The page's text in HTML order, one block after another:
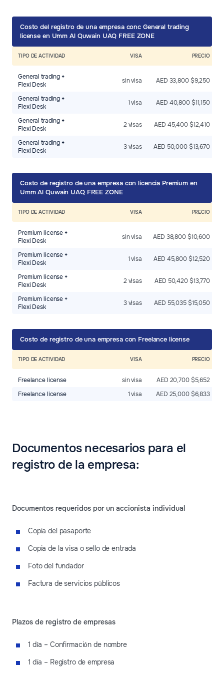
Costo del registro de una empresa conс General trading
license en Umm Al Quwain UAQ FREE ZONE
TIPO DE ACTIVIDAD VISA PRECIO
General trading +
Flexi Desk
sin visa AED 33,800 $9,250
General trading +
Flexi Desk
1 visa AED 40,800 $11,150
General trading +
Flexi Desk
2 visas AED 45,400 $12,410
General trading +
Flexi Desk
3 visas AED 50,000 $13,670
Costo de registro de una empresa con licencia Premium en
Umm Al Quwain UAQ FREE ZONE
TIPO DE ACTIVIDAD VISA PRECIO
Premium license +
Flexi Desk
sin visa AED 38,800 $10,600
Premium license +
Flexi Desk
1 visa AED 45,800 $12,520
Premium license +
Flexi Desk
2 visas AED 50,420 $13,770
Premium license +
Flexi Desk
3 visas AED 55,035 $15,050
Сosto de registro de una empresa con Freelance license
TIPO DE ACTIVIDAD VISA PRECIO
Freelance license sin visa
AED 20,700 $5,652
Freelance license
1 visa AED 25,000 $6,833
Documentos necesarios para el
registro de la empresa:
Documentos requeridos por un accionista individual
Copia del pasaporte
Copia de la visa o sello de entrada
Foto del fundador
Factura de servicios públicos
Plazos de registro de empresas
1 día – Confirmación de nombre
1 día – Registro de empresa